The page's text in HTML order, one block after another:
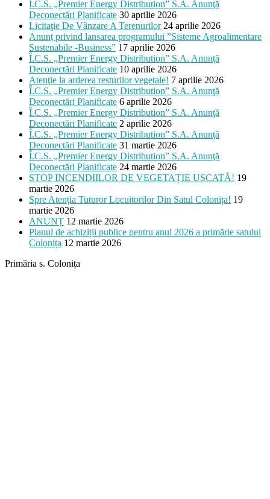
Î.C.S. „Premier Energy Distribution” S.A. Anunţă
Deconectări Planificate 30 aprilie 2026
Licitaţie De Vânzare A Terenurilor 24 aprilie 2026
Anunț privind lansarea programului ”Sisteme Agroalimentare
Sustenabile -Business” 17 aprilie 2026
Î.C.S. „Premier Energy Distribution” S.A. Anunţă
Deconectări Planificate 10 aprilie 2026
Atenţie la arderea resturilor vegetale! 7 aprilie 2026
Î.C.S. „Premier Energy Distribution” S.A. Anunţă
Deconectări Planificate 6 aprilie 2026
Î.C.S. „Premier Energy Distribution” S.A. Anunţă
Deconectări Planificate 2 aprilie 2026
Î.C.S. „Premier Energy Distribution” S.A. Anunţă
Deconectări Planificate 31 martie 2026
Î.C.S. „Premier Energy Distribution” S.A. Anunţă
Deconectări Planificate 24 martie 2026
STOP INCENDIILOR DE VEGETAȚIE USCATĂ! 19
martie 2026
Spre Atenția Tuturor Locuitorilor Din Satul Colonița! 19
martie 2026
ANUNȚ 12 martie 2026
Planul de achiziții publice pentru anul 2026 a primărie satului
Colonița 12 martie 2026
Primăria s. Colonița